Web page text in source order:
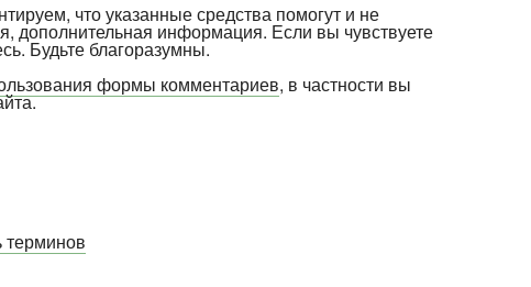
что указанные средства помогут и не
дополнительная информация. Если вы чувствуете
Будьте благоразумны.
формы комментариев, в частности вы